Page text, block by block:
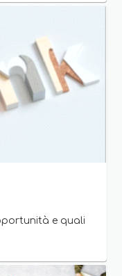
e quali